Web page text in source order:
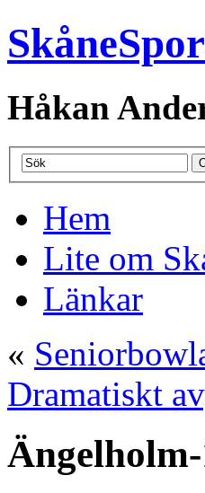
Håkan
Hem
Lite om
Länkar
«
Dramatiskt